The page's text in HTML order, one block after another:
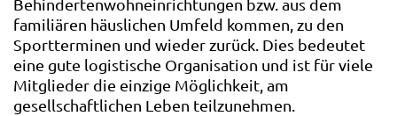
Behindertenwohneinrichtungen bzw. aus dem
familiären häuslichen Umfeld kommen, zu den
Sportterminen und wieder zurück. Dies bedeutet
eine gute logistische Organisation und ist für viele
Mitglieder die einzige Möglichkeit, am
gesellschaftlichen Leben teilzunehmen.